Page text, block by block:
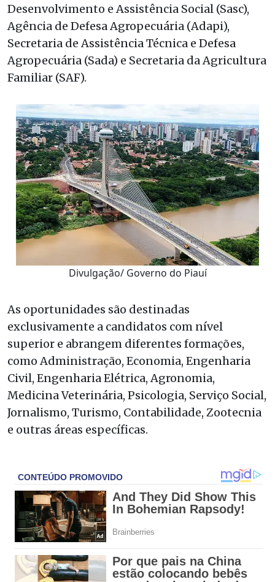
Desenvolvimento e Assistência Social (Sasc),
Agência de Defesa Agropecuária (Adapi),
Secretaria de Assistência Técnica e Defesa
Agropecuária (Sada) e Secretaria da Agricultura
Familiar (SAF).
Divulgação/ Governo do Piauí
As oportunidades são destinadas
exclusivamente a candidatos com nível
superior e abrangem diferentes formações,
como Administração, Economia, Engenharia
Civil, Engenharia Elétrica, Agronomia,
Medicina Veterinária, Psicologia, Serviço Social,
Jornalismo, Turismo, Contabilidade, Zootecnia
e outras áreas específicas.